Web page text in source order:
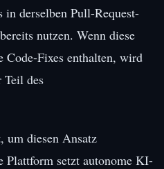
in derselben Pull-Request-
nutzen. Wenn diese
Code-Fixes enthalten, wird
Teil des
um diesen Ansatz
Plattform setzt autonome KI-